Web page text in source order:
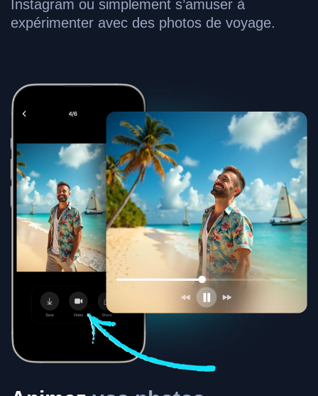
Instagram ou simplement s’amuser à
expérimenter avec des photos de voyage.